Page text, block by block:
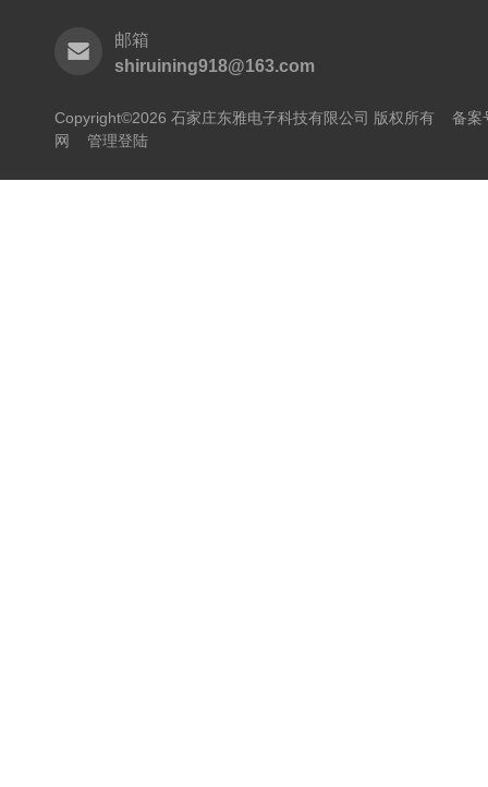
邮箱
shiruining918@163.com
Copyright©2026 石家庄东雅电子科技有限公司 版权所有 备案
网
管理登陆